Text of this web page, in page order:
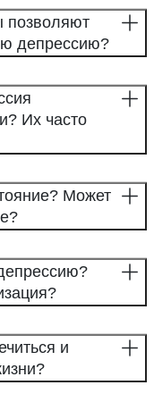
позволяют
депрессию?
Их часто
Может
и